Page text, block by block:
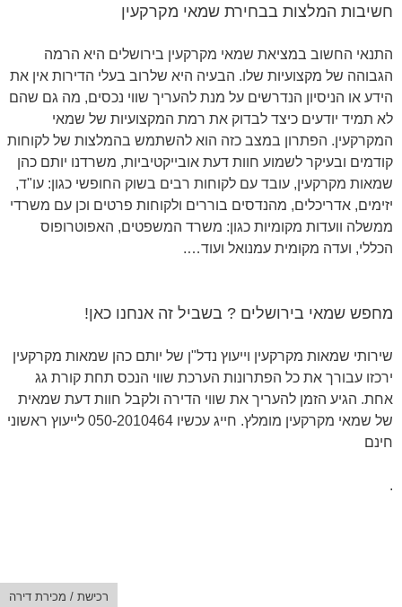
חשיבות המלצות בבחירת שמאי מקרקעין
התנאי החשוב במציאת שמאי מקרקעין בירושלים היא הרמה
הגבוהה של מקצועיות שלו. הבעיה היא שלרוב בעלי הדירות אין את
הידע או הניסיון הנדרשים על מנת להעריך שווי נכסים, מה גם שהם
לא תמיד יודעים כיצד לבדוק את רמת המקצועיות של שמאי
המקרקעין. הפתרון במצב כזה הוא להשתמש בהמלצות של לקוחות
קודמים ובעיקר לשמוע חוות דעת אובייקטיביות, משרדנו יותם כהן
שמאות מקרקעין, עובד עם לקוחות רבים בשוק החופשי כגון: עו"ד,
יזימים, אדריכלים, מהנדסים בוררים ולקוחות פרטים וכן עם משרדי
ממשלה וועדות מקומיות כגון: משרד המשפטים, האפוטרופוס
הכללי, ועדה מקומית עמנואל ועוד….
מחפש שמאי בירושלים ? בשביל זה אנחנו כאן!
שירותי שמאות מקרקעין וייעוץ נדל"ן של יותם כהן שמאות מקרקעין
ירכזו עבורך את כל הפתרונות הערכת שווי הנכס תחת קורת גג
אחת. הגיע הזמן להעריך את שווי הדירה ולקבל חוות דעת שמאית
של שמאי מקרקעין מומלץ. חייג עכשיו 050-2010464 לייעוץ ראשוני
חינם
.
רכישת / מכירת דירה